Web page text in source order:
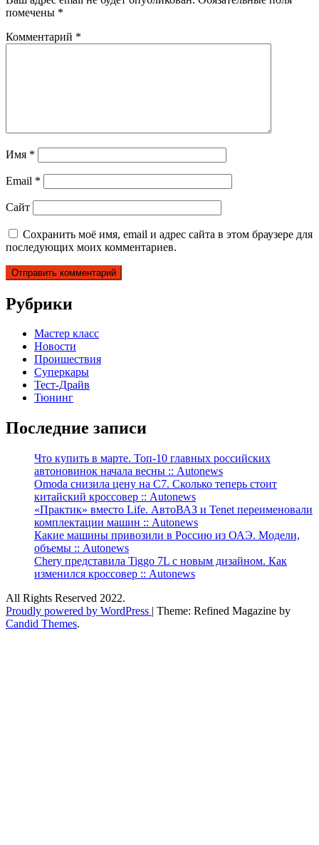
помечены *
Комментарий *
Имя *
Email *
Сайт
Сохранить моё имя, email и адрес сайта в этом браузере для
последующих моих комментариев.
Рубрики
Мастер класс
Новости
Проишествия
Суперкары
Тест-Драйв
Тюнинг
Последние записи
Что купить в марте. Топ-10 главных российских
автоновинок начала весны :: Autonews
Omoda снизила цену на C7. Сколько теперь стоит
китайский кроссовер :: Autonews
«Практик» вместо Life. АвтоВАЗ и Tenet переименовали
комплектации машин :: Autonews
Какие машины привозили в Россию из ОАЭ. Модели,
объемы :: Autonews
Chery представила Tiggo 7L с новым дизайном. Как
изменился кроссовер :: Autonews
All Rights Reserved 2022.
Proudly powered by WordPress | Theme: Refined Magazine by
Candid Themes.